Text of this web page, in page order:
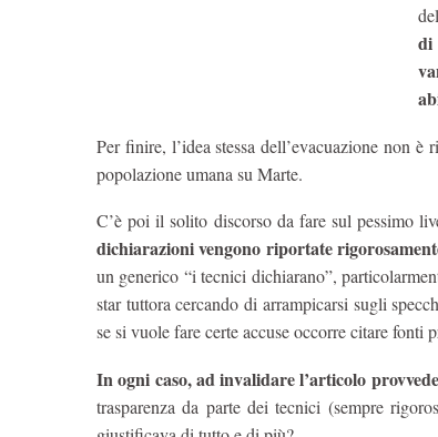
di
Per finire, l’idea stessa dell’evacuazione non
popolazione umana su Marte.
C’è poi il solito discorso da fare sul pessimo
dichiarazioni vengono riportate
un generico “i tecnici dichiarano”,
star tuttora cercando di arrampicarsi sugli
se si vuole fare certe accuse occorre citare fonti
In ogni caso, ad invalidare l’articolo
trasparenza da parte dei tecnici (sempre